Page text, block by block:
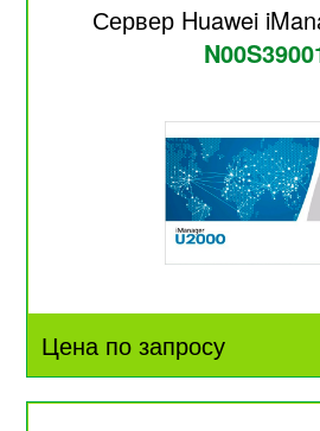
Сервер Huawei
Цена по запросу